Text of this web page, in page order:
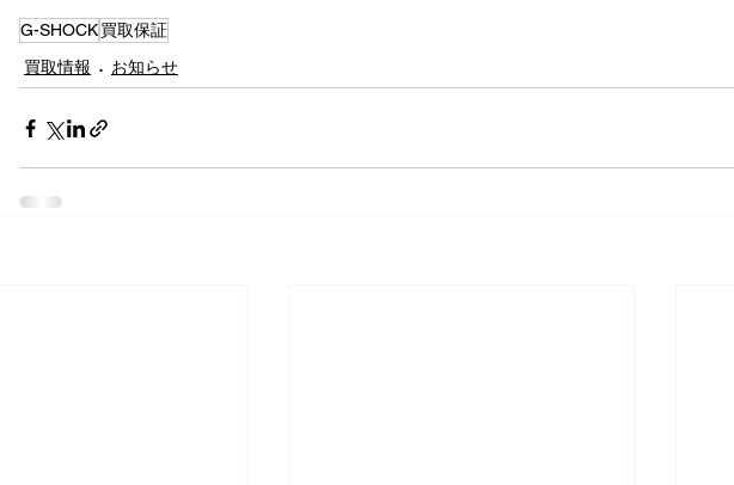
G-SHOCK買取保証
買取情報
お知らせ